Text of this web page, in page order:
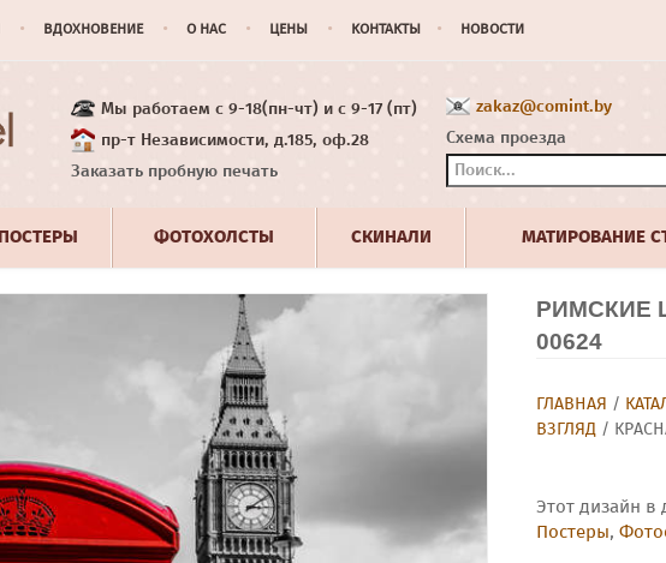
ВДОХНОВЕНИЕ О НАС ЦЕНЫ КОНТАКТЫ НОВОСТИ
Мы работаем с 9-18(пн-чт) и с 9-17 (пт)
пр-т Независимости, д.185, оф.28
Заказать пробную печать
zakaz@comint.by
Схема проезда
ПОСТЕРЫ ФОТОХОЛСТЫ СКИНАЛИ МАТИРОВАНИЕ
РИМСКИЕ
00624
ГЛАВНАЯ /
ВЗГЛЯД /
Этот дизайн в
Постеры,